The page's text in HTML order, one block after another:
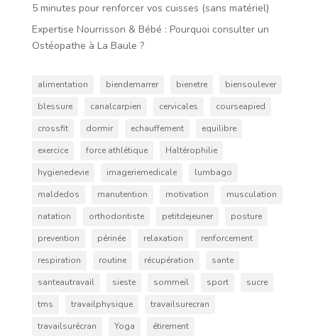
5 minutes pour renforcer vos cuisses (sans matériel)
Expertise Nourrisson & Bébé : Pourquoi consulter un
Ostéopathe à La Baule ?
alimentation biendemarrer bienetre
biensoulever
blessure
canalcarpien cervicales
courseapied
crossfit
dormir echauffement
equilibre
exercice
force athlétique
Haltérophilie
hygienedevie
imageriemedicale
lumbago
maldedos
manutention motivation
musculation
natation
orthodontiste petitdejeuner
posture
prevention
périnée relaxation
renforcement
respiration
routine récupération
sante
santeautravail
sieste sommeil sport
sucre
tms
travailphysique
travailsurecran
travailsurécran
Yoga étirement